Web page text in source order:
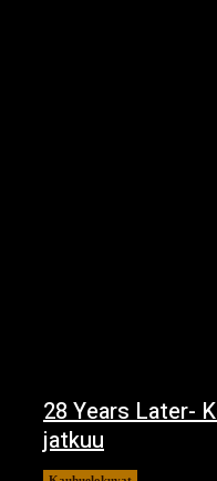
28 Years Later-
jatkuu